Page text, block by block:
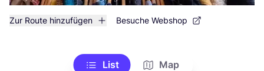
Zur Route hinzufügen Besuche Webshop
List Map